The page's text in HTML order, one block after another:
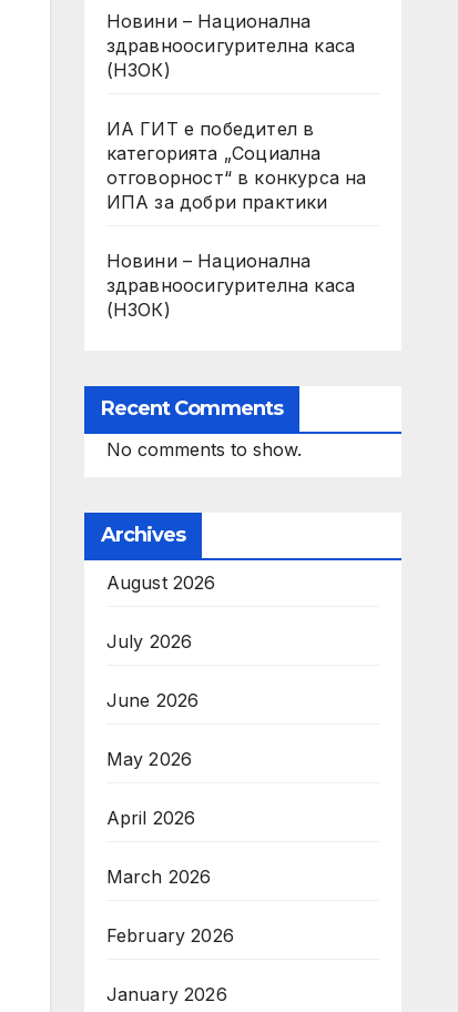
Новини – Национална
здравноосигурителна каса
(НЗОК)
ИА ГИТ е победител в
категорията „Социална
отговорност“ в конкурса на
ИПА за добри практики
Новини – Национална
здравноосигурителна каса
(НЗОК)
Recent Comments
No comments to show.
Archives
August 2026
July 2026
June 2026
May 2026
April 2026
March 2026
February 2026
January 2026